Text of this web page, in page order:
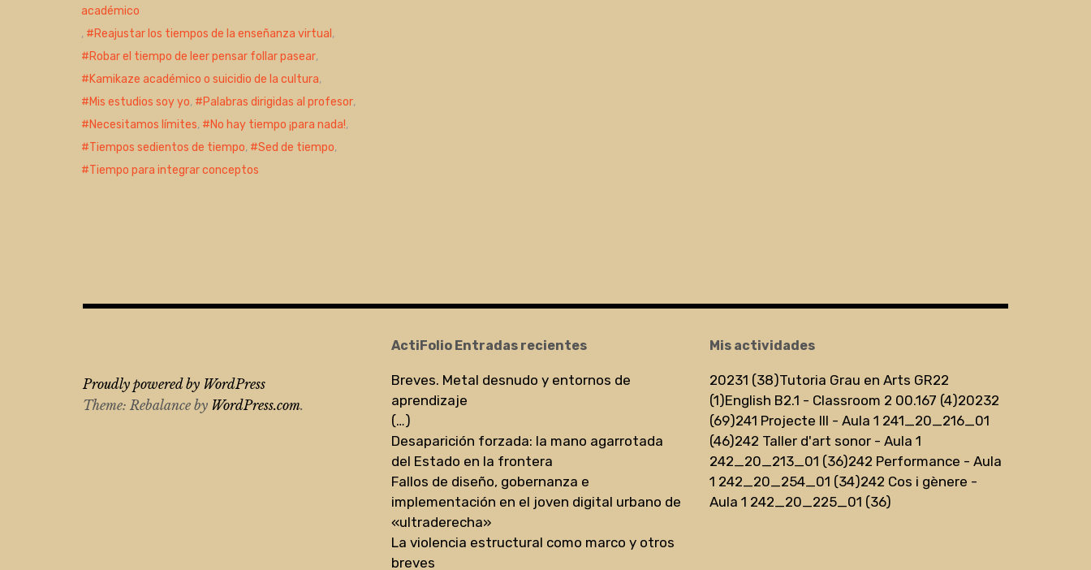
académico
,
Reajustar los tiempos de la enseñanza virtual ,
Robar el tiempo de leer pensar follar pasear,
Kamikaze académico o suicidio de la cultura,
Mis estudios soy yo, Palabras dirigidas al profesor,
Necesitamos límites, No hay tiempo ¡para nada!,
Tiempos sedientos de tiempo, Sed de tiempo,
Tiempo para integrar conceptos
ActiFolio Entradas recientes
Breves. Metal desnudo y entornos de
aprendizaje
(…)
Desaparición forzada: la mano agarrotada
del Estado en la frontera
Fallos de diseño, gobernanza e
implementación en el joven digital urbano de
«ultraderecha»
La violencia estructural como marco y otros
breves
Mis actividades
20231 (38)Tutoria Grau en Arts GR22
(1)English B2.1 - Classroom 2 00.167 (4)20232
(69)241 Projecte III - Aula 1 241_20_216_01
(46)242 Taller d'art sonor - Aula 1
242_20_213_01 (36)242 Performance - Aula
1 242_20_254_01 (34)242 Cos i gènere -
Aula 1 242_20_225_01 (36)
Proudly powered by WordPress
Theme: Rebalance by WordPress.com.